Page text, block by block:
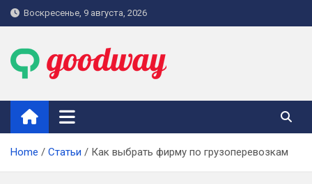
Skip
to
Воскресенье, 9 августа, 2026
goodway.com.ua
Home Статьи Как выбрать фирму по грузоперевозкам